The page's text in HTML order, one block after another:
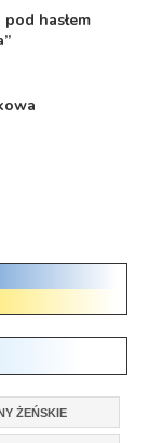
hasłem
ŻEŃSKIE